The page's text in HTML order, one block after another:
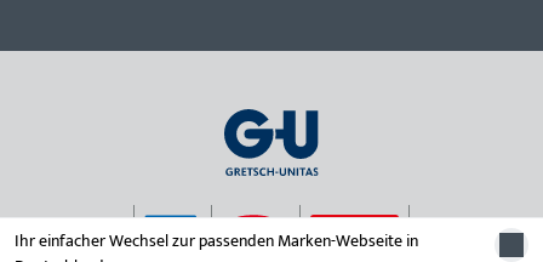
Ihr einfacher Wechsel zur passenden Marken-Webseite in